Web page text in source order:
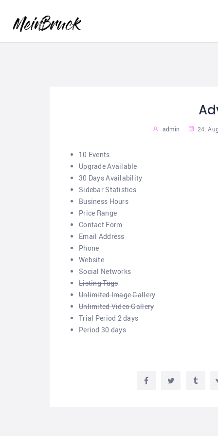
admin 24.
10 Events
Upgrade Available
30 Days Availability
Sidebar Statistics
Business Hours
Price Range
Contact Form
Email Address
Phone
Website
Social Networks
Listing Tags
Unlimited Image Gallery
Unlimited Video Gallery
Trial Period 2 days
Period 30 days